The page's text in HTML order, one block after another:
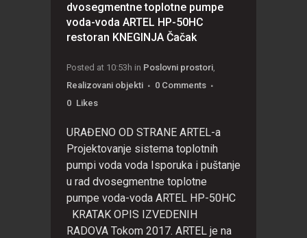
dvosegmentne toplotne pumpe
voda-voda ARTEL HP-50HC
restoran KNEGINJA Čačak
Posted at 10:53h in Poslovni prostori,
Realizovani objekti
0 Comments
0 Likes
URAĐENO OD STRANE ARTEL-a
Projektovanje sistema toplotnih
pumpi voda voda Isporuka i puštanje
u rad dvosegmentne toplotne
pumpe voda-voda ARTEL HP-50HC
KRATAK OPIS IZVEDENIH
RADOVA Tokom 2017. ARTEL je na